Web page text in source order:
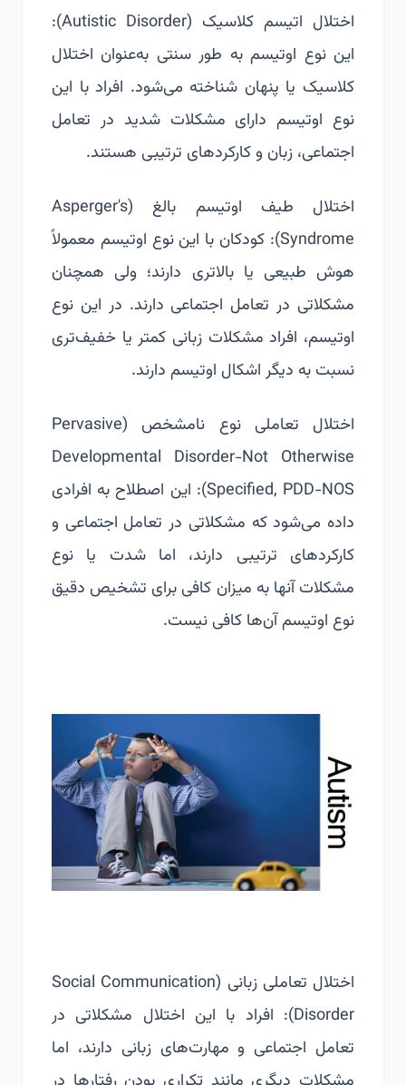
اختلال اتیسم کلاسیک (Autistic Disorder
):
این نوع اوتیسم به طور سنتی به‌عنوان اختلال
کلاسیک یا پنهان شناخته می‌شود. افراد با این
نوع اوتیسم دارای مشکلات شدید در تعامل
اجتماعی، زبان و کارکردهای ترتیبی هستند.
اختلال طیف اوتیسم بالغ (Asperger's
Syndrome): کودکان با این نوع اوتیسم معمولاً
هوش طبیعی یا بالاتری دارند؛ ولی همچنان
مشکلاتی در تعامل اجتماعی دارند. در این نوع
اوتیسم، افراد مشکلات زبانی کمتر یا خفیف‌تری
نسبت به دیگر اشکال اوتیسم دارند.
اختلال تعاملی نوع نامشخص (Pervasive
Developmental Disorder-Not Otherwise
Specified, PDD-NOS): این اصطلاح به افرادی
داده می‌شود که مشکلاتی در تعامل اجتماعی و
کارکردهای ترتیبی دارند، اما شدت یا نوع
مشکلات آنها به میزان کافی برای تشخیص دقیق
نوع اوتیسم آن‌ها کافی نیست.
اختلال تعاملی زبانی (Social Communication
Disorder): افراد با این اختلال مشکلاتی در
تعامل اجتماعی و مهارت‌های زبانی دارند، اما